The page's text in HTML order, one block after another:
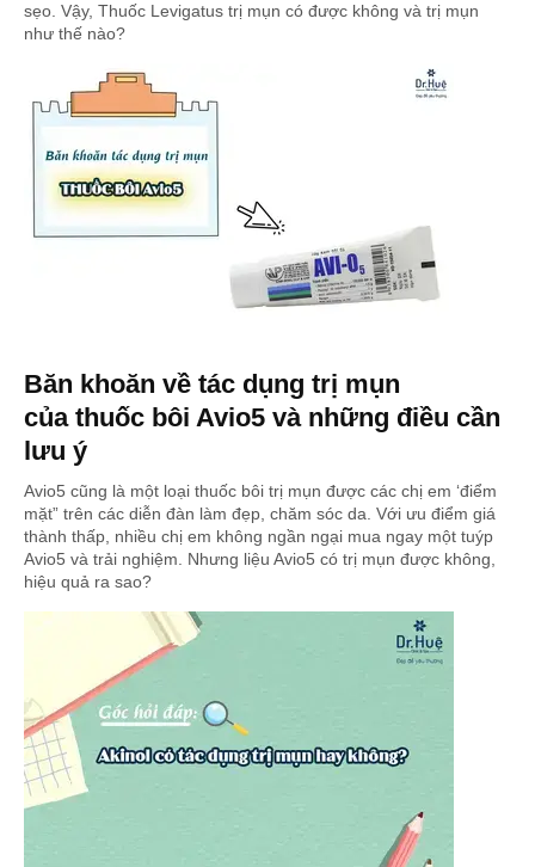
sẹo. Vậy, Thuốc Levigatus trị mụn có được không và trị mụn
như thế nào?
Băn khoăn về tác dụng trị mụn
của thuốc bôi Avio5 và những điều cần
lưu ý
Avio5 cũng là một loại thuốc bôi trị mụn được các chị em ‘điểm
mặt” trên các diễn đàn làm đẹp, chăm sóc da. Với ưu điểm giá
thành thấp, nhiều chị em không ngần ngại mua ngay một tuýp
Avio5 và trải nghiệm. Nhưng liệu Avio5 có trị mụn được không,
hiệu quả ra sao?